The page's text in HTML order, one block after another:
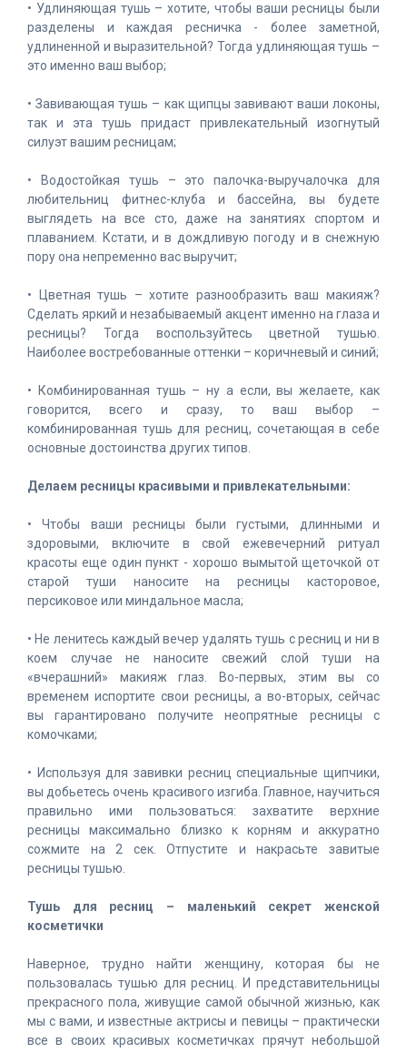
• Удлиняющая тушь – хотите, чтобы ваши ресницы были
разделены и каждая ресничка - более заметной,
удлиненной и выразительной? Тогда удлиняющая тушь –
это именно ваш выбор;
• Завивающая тушь – как щипцы завивают ваши локоны,
так и эта тушь придаст привлекательный изогнутый
силуэт вашим ресницам;
• Водостойкая тушь – это палочка-выручалочка для
любительниц фитнес-клуба и бассейна, вы будете
выглядеть на все сто, даже на занятиях спортом и
плаванием. Кстати, и в дождливую погоду и в снежную
пору она непременно вас выручит;
• Цветная тушь – хотите разнообразить ваш макияж?
Сделать яркий и незабываемый акцент именно на глаза и
ресницы? Тогда воспользуйтесь цветной тушью.
Наиболее востребованные оттенки – коричневый и синий;
• Комбинированная тушь – ну а если, вы желаете, как
говорится, всего и сразу, то ваш выбор –
комбинированная тушь для ресниц, сочетающая в себе
основные достоинства других типов.
Делаем ресницы красивыми и привлекательными:
• Чтобы ваши ресницы были густыми, длинными и
здоровыми, включите в свой ежевечерний ритуал
красоты еще один пункт - хорошо вымытой щеточкой от
старой туши наносите на ресницы касторовое,
персиковое или миндальное масла;
• Не ленитесь каждый вечер удалять тушь с ресниц и ни в
коем случае не наносите свежий слой туши на
«вчерашний» макияж глаз. Во-первых, этим вы со
временем испортите свои ресницы, а во-вторых, сейчас
вы гарантировано получите неопрятные ресницы с
комочками;
• Используя для завивки ресниц специальные щипчики,
вы добьетесь очень красивого изгиба. Главное, научиться
правильно ими пользоваться: захватите верхние
ресницы максимально близко к корням и аккуратно
сожмите на 2 сек. Отпустите и накрасьте завитые
ресницы тушью.
Тушь для ресниц – маленький секрет женской
косметички
Наверное, трудно найти женщину, которая бы не
пользовалась тушью для ресниц. И представительницы
прекрасного пола, живущие самой обычной жизнью, как
мы с вами, и известные актрисы и певицы – практически
все в своих красивых косметичках прячут небольшой